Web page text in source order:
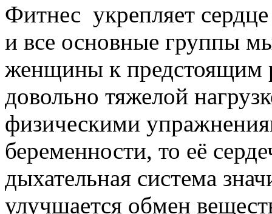
Фитнес укрепляет
и все основные группы
женщины к предстоящим
довольно тяжелой
физическими
беременности, то её
дыхательная система
улучшается обмен